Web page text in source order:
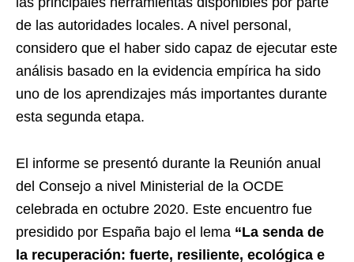
de las autoridades locales. A nivel personal,
considero que el haber sido capaz de ejecutar este
análisis basado en la evidencia empírica ha sido
uno de los aprendizajes más importantes durante
esta segunda etapa.
El informe se presentó durante la Reunión anual
del Consejo a nivel Ministerial de la OCDE
celebrada en octubre 2020. Este encuentro fue
presidido por España bajo el lema “La senda de
la recuperación: fuerte, resiliente, ecológica e